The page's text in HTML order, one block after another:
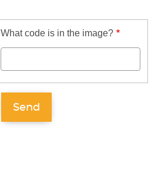
What code is in the image?